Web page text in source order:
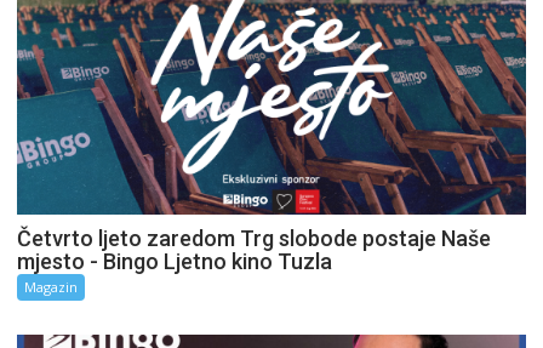
Četvrto ljeto zaredom Trg slobode postaje Naše
mjesto - Bingo Ljetno kino Tuzla
Magazin